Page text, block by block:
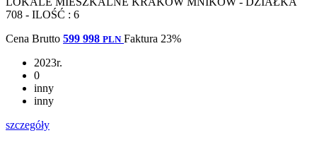
708 - ILOŚĆ : 6
Cena Brutto 599 998 PLN Faktura 23%
2023r.
0
inny
inny
szczegóły